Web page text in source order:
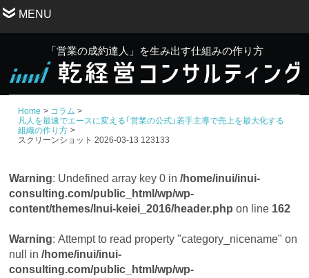
MENU
「営業の成約達人」を生み出す仕組みの作り方
Home
コラム
凡人を最速でエースに変える「営業の公式」若手主導で売上を最大化する
組織の作り方
スクリーンショット 2026-03-13 123133
Warning : Undefined array key 0 in/home/inui/inui-
consulting.com/public_html/wp/wp-
content/themes/Inui-keiei_2016/header.php on line 162
Warning: Attempt to read property "category_nicename" on
null in/home/inui/inui-
consulting.com/public_html/wp/wp-